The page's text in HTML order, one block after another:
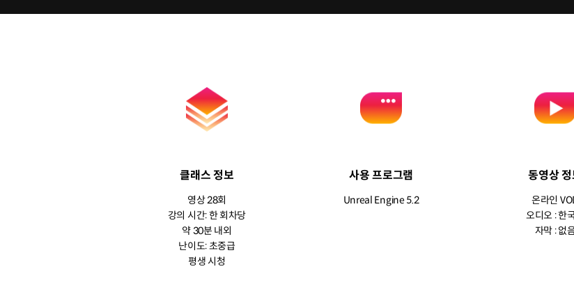
클래스 정보
영상 28회
강의 시간: 한 회차당
약 30분 내외
난이도: 초중급
평생 시청
사용 프로그램
Unreal Engine 5.2
동영상
온라인
오디오 : 한
자막 : 없